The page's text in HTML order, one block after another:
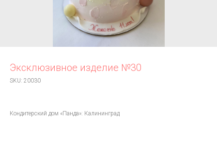
Эксклюзивное изделие №30
SKU: 20030
Кондитерский дом «Панда»: Калининград